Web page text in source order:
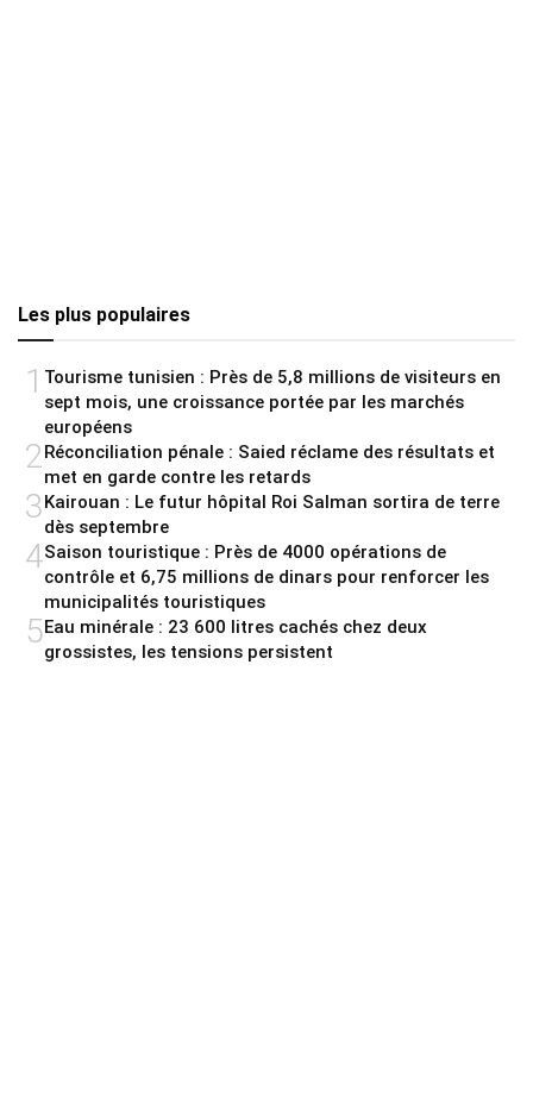
Les plus populaires
1 Tourisme tunisien : Près de 5,8 millions de visiteurs en
sept mois, une croissance portée par les marchés
européens
2Réconciliation pénale : Saied réclame des résultats et
met en garde contre les retards
3Kairouan : Le futur hôpital Roi Salman sortira de terre
dès septembre
4Saison touristique : Près de 4000 opérations de
contrôle et 6,75 millions de dinars pour renforcer les
municipalités touristiques
5Eau minérale : 23 600 litres cachés chez deux
grossistes, les tensions persistent